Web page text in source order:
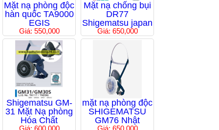
Mặt nạ phòng độc
hàn quốc TA9000
EGIS
Giá: 550,000
Mặt nạ chống bụi
DR77
Shigematsu japan
Giá: 650,000
Shigematsu GM-
31 Mặt Nạ phòng
Hóa Chất
Giá: 600,000
mặt nạ phòng độc
SHIGEMATSU
GM76 Nhật
Giá: 650,000